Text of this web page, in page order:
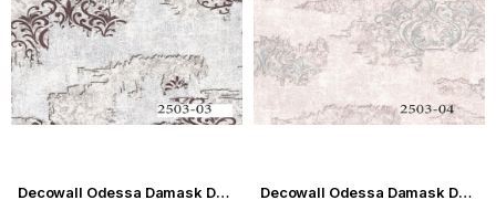
Decowall Odessa Damask Duvar Kağıdı 2503-03 Decowall Odessa Damask Duvar Kağıdı 2503-04